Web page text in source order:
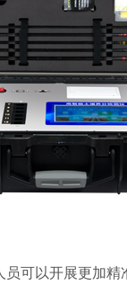
以开展更加精